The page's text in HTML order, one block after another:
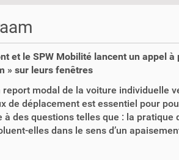
et le SPW Mobilité lancent un appel
» sur leurs fenêtres
report modal de la voiture individuelle
de déplacement est essentiel pour
des questions telles que : la pratique
elles dans le sens d’un